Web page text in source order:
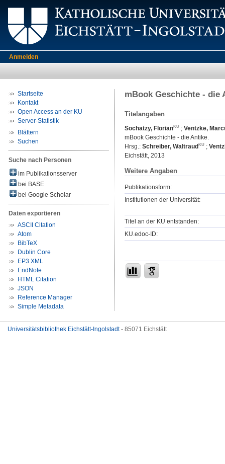
Anmelden
Startseite
Kontakt
Open Access an der KU
Server-Statistik
Blättern
Suchen
Suche nach Personen
im Publikationsserver
bei BASE
bei Google Scholar
Daten exportieren
ASCII Citation
Atom
BibTeX
Dublin Core
EP3 XML
EndNote
HTML Citation
JSON
Reference Manager
Simple Metadata
mBook Geschichte - die
Titelangaben
Sochatzy, Florian ; Ventzke,
mBook Geschichte - die Antike.
Hrsg.: Schreiber, Waltraud ;
Eichstätt, 2013
Weitere Angaben
Publikationsform:
Institutionen der Universität:
Titel an der KU entstanden:
KU.edoc-ID:
Universitätsbibliothek Eichstätt-Ingolstadt- 85071 Eichstätt